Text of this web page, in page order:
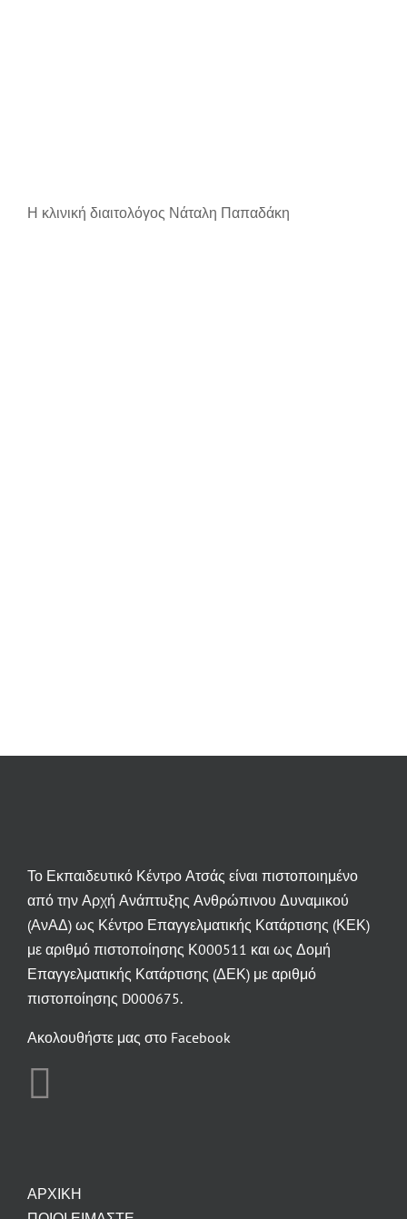
Η κλινική διαιτολόγος Νάταλη Παπαδάκη
Το Εκπαιδευτικό Κέντρο Ατσάς είναι πιστοποιημένο
από την Αρχή Ανάπτυξης Ανθρώπινου Δυναμικού
(ΑνΑΔ) ως Κέντρο Επαγγελματικής Κατάρτισης (ΚΕΚ)
με αριθμό πιστοποίησης Κ000511 και ως Δομή
Επαγγελματικής Κατάρτισης (ΔΕΚ) με αριθμό
πιστοποίησης D000675.
Ακολουθήστε μας στο Facebook
ΑΡΧΙΚΗ